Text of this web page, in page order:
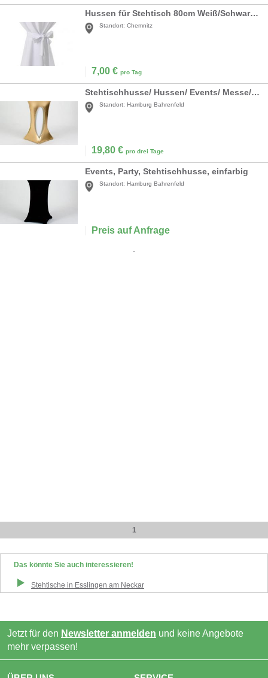
Hussen für Stehtisch 80cm Weiß/Schwarz/Rot
Standort: Chemnitz
7,00 € pro Tag
Stehtischhusse/ Hussen/ Events/ Messe/ Party/ gold/ weiss/ zweifarbig
Standort: Hamburg Bahrenfeld
19,80 € pro drei Tage
Events, Party, Stehtischhusse, einfarbig
Standort: Hamburg Bahrenfeld
Preis auf Anfrage
1
Das könnte Sie auch interessieren!
Stehtische in Esslingen am Neckar
Jetzt für den Newsletter anmelden und keine Angebote
mehr verpassen!